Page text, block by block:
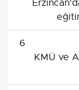
6
KMÜ ve